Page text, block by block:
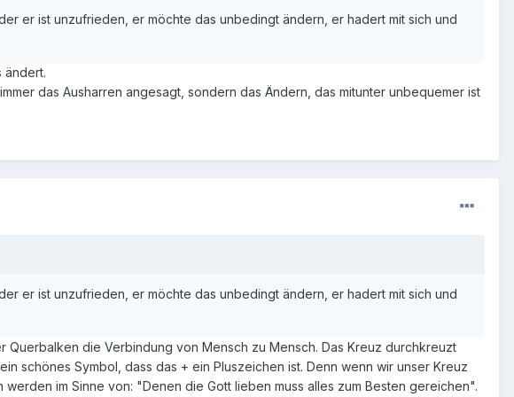
er ist unzufrieden, er möchte das unbedingt ändern, er hadert mit sich und
ändert.
das Ausharren angesagt, sondern das Ändern, das mitunter unbequemer ist
er ist unzufrieden, er möchte das unbedingt ändern, er hadert mit sich und
die Verbindung von Mensch zu Mensch. Das Kreuz durchkreuzt
schönes Symbol, dass das + ein Pluszeichen ist. Denn wenn wir unser Kreuz
im Sinne von: "Denen die Gott lieben muss alles zum Besten gereichen".